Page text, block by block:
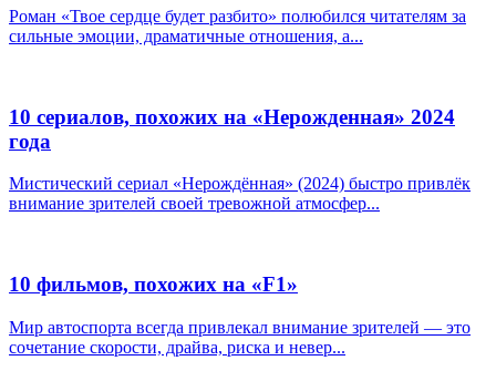
Роман «Твое сердце будет разбито» полюбился читателям за
сильные эмоции, драматичные отношения, а...
10 сериалов, похожих на «Нерожденная» 2024
года
Мистический сериал «Нерождённая» (2024) быстро привлёк
внимание зрителей своей тревожной атмосфер...
10 фильмов, похожих на «F1»
Мир автоспорта всегда привлекал внимание зрителей — это
сочетание скорости, драйва, риска и невер...